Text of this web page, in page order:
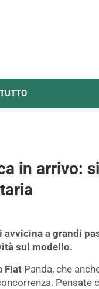
in arrivo:
avvicina a grandi
sul modello.
Fiat Panda, che
Pensate